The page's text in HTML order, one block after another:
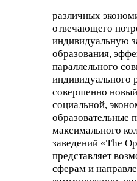
различных
отвечающего
индивидуальную
образования,
параллельного
индивидуального
совершенно
социальной,
образовательные
максимального
заведений «The
представляет
сферам и